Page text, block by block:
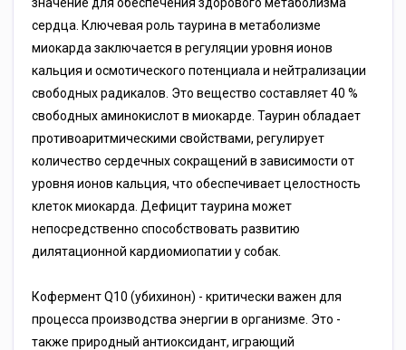
сердца. Ключевая роль таурина в метаболизме
миокарда заключается в регуляции уровня ионов
кальция и осмотического потенциала и нейтрализации
свободных радикалов. Это вещество составляет 40 %
свободных аминокислот в миокарде. Таурин обладает
противоаритмическими свойствами, регулирует
количество сердечных сокращений в зависимости от
уровня ионов кальция, что обеспечивает целостность
клеток миокарда. Дефицит таурина может
непосредственно способствовать развитию
дилятационной кардиомиопатии у собак.
Кофермент Q10 (убихинон) - критически важен для
процесса производства энергии в организме. Это -
также природный антиоксидант, играющий